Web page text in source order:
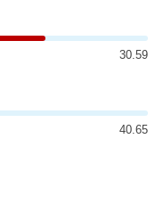
30.59
40.65